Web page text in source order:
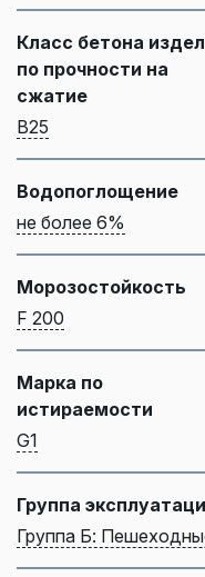
Класс бетона
по прочности на
сжатие
B25
Водопоглощение
не более 6%
Морозостойкость
F 200
Марка по
истираемости
G1
Группа
Группа Б: